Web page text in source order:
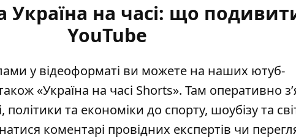
Україна на часі: що
YouTube
у відеоформаті ви можете на наших ютуб-
«Україна на часі Shorts». Там оперативно
та економіки до спорту, шоубізу та
коментарі провідних експертів чи